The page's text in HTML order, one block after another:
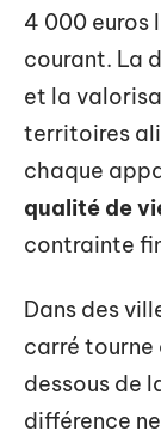
4 000 euros
courant. La
et la
territoires
chaque
qualité de
contrainte
Dans des
carré tourne
dessous de
différence